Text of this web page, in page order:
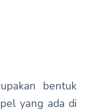
bentuk
yang ada di